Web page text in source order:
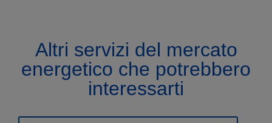
Altri servizi del mercato
energetico che potrebbero
interessarti